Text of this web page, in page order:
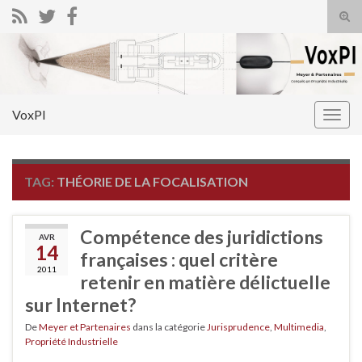
Search for:
VoxPI
TAG: THÉORIE DE LA FOCALISATION
AVR
14
2011
Compétence des juridictions
françaises : quel critère
retenir en matière délictuelle
sur Internet?
DeMeyer et Partenaires dans la catégorie Jurisprudence Multimedia
Propriété Industrielle